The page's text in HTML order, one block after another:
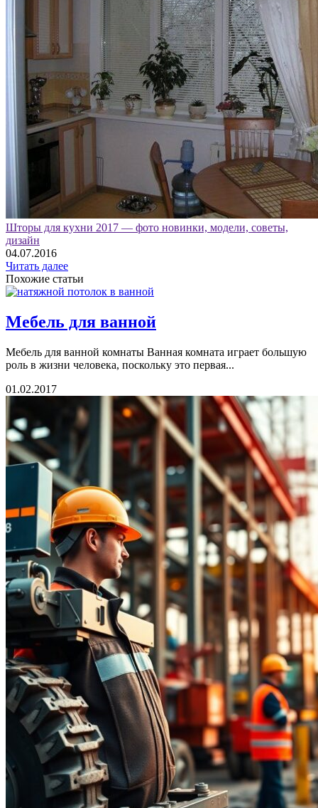
Шторы для кухни 2017 — фото новинки, модели, советы,
дизайн
04.07.2016
Читать далее
Похожие статьи
Мебель для ванной
Мебель для ванной комнаты Ванная комната играет большую
роль в жизни человека, поскольку это первая...
01.02.2017